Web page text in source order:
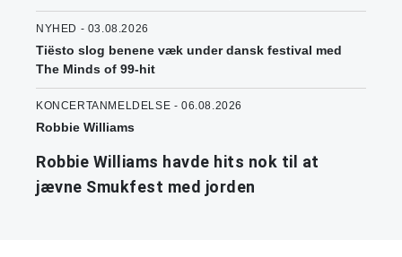
NYHED - 03.08.2026
Tiësto slog benene væk under dansk festival med
The Minds of 99-hit
KONCERTANMELDELSE - 06.08.2026
Robbie Williams
Robbie Williams havde hits nok til at
jævne Smukfest med jorden